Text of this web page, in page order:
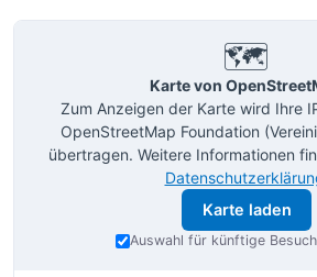
🗺️
Karte von
Zum Anzeigen der Karte wird Ihre
OpenStreetMap Foundation
übertragen. Weitere Informationen
Karte laden
Auswahl für künftige